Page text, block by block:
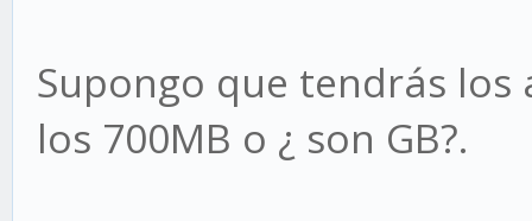
Supongo que tendrás
los 700MB o ¿ son GB?.